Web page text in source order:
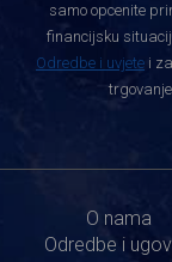
samo opcenite
financijsku
Odredbe i uvjete i
O nama
Odredbe i